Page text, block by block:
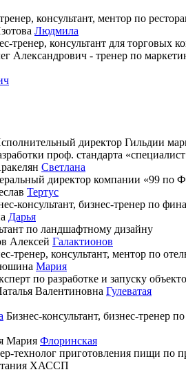
консультант, ментор по
Людмила
тренер, консультант для торговых
директор Гильдии
проф. стандарта
Светлана
директор компании «99 по
Тертус
консультант, бизнес-тренер по
Дарья
по ландшафтному дизайну
Галактионов
тренер, консультант, ментор по
Мария
по разработке и запуску
Гулеватая
Бизнес-консультант, бизнес-тренер
Флоринская
технолог приготовления пищи по
ХАССП